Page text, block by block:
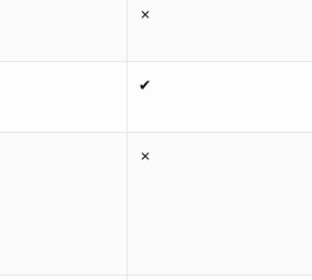
✗
✔
✗